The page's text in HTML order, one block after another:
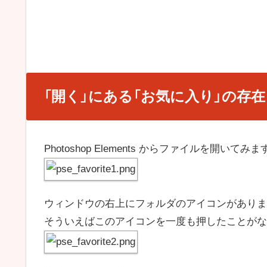
「開く」にある「お気に入り」の存在
Photoshop Elements からファイルを開いてみま
ウィンドウの右上にフォルダのアイコンがありま
そういえばこのアイコンを一度も押したことが